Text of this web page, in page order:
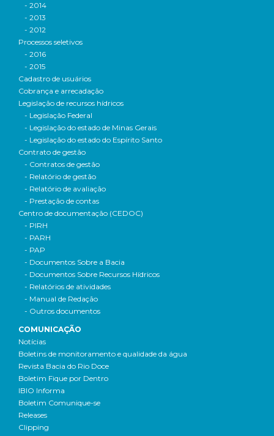
- 2014
- 2013
- 2012
Processos seletivos
- 2016
- 2015
Cadastro de usuários
Cobrança e arrecadação
Legislação de recursos hídricos
- Legislação Federal
- Legislação do estado de Minas Gerais
- Legislação do estado do Espírito Santo
Contrato de gestão
- Contratos de gestão
- Relatório de gestão
- Relatório de avaliação
- Prestação de contas
Centro de documentação (CEDOC)
- PIRH
- PARH
- PAP
- Documentos Sobre a Bacia
- Documentos Sobre Recursos Hídricos
- Relatórios de atividades
- Manual de Redação
- Outros documentos
COMUNICAÇÃO
Notícias
Boletins de monitoramento e qualidade da água
Revista Bacia do Rio Doce
Boletim Fique por Dentro
IBIO Informa
Boletim Comunique-se
Releases
Clipping